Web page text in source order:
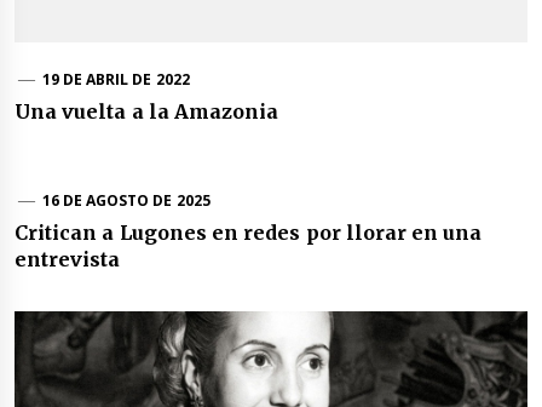
19 DE ABRIL DE 2022
Una vuelta a la Amazonia
16 DE AGOSTO DE 2025
Critican a Lugones en redes por llorar en una
entrevista